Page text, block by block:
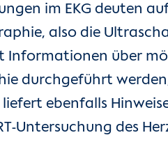
im EKG deuten
also die
über
durchgeführt
ebenfalls
Untersuchung des